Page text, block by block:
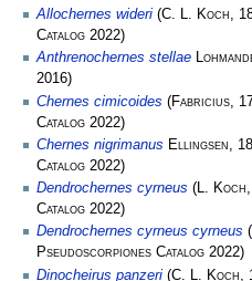
Allochernes wideri (C. L. Koch,
Catalog 2022)
Anthrenochernes stellae
2016)
Chernes cimicoides (Fabricius ,
Catalog 2022)
Chernes nigrimanus Ellingsen,
Catalog 2022)
Dendrochernes cyrneus (L. Koch
Catalog 2022)
Dendrochernes cyrneus cyrneus (
Pseudoscorpiones Catalog 2022)
Dinocheirus panzeri (C. L. Koch